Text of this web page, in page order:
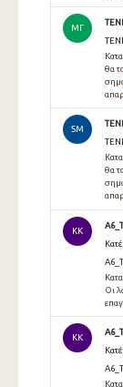
ΜΓ
θα
SM
θα
KK
Οι
KK